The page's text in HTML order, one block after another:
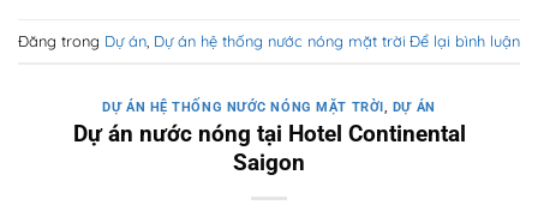
Đăng trong Dự án Dự án hệ thống nước nóng mặt trời Để lại bình luận
DỰ ÁN HỆ THỐNG NƯỚC NÓNG MẶT TRỜI DỰ ÁN
Dự án nước nóng tại Hotel Continental
Saigon